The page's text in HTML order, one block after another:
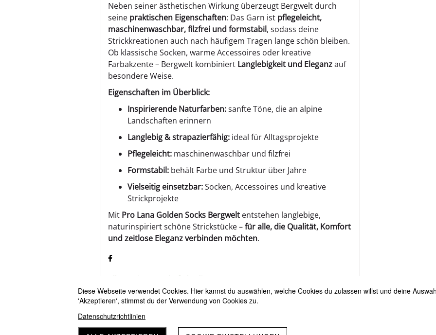
Neben seiner ästhetischen Wirkung überzeugt Bergwelt durch
seine praktischen Eigenschaften: Das Garn ist pflegeleicht,
maschinenwaschbar, filzfrei und formstabil, sodass deine
Strickkreationen auch nach häufigem Tragen lange schön bleiben.
Ob klassische Socken, warme Accessoires oder kreative
Farbakzente – Bergwelt kombiniert Langlebigkeit und Eleganzauf
besondere Weise.
Eigenschaften im Überblick:
Inspirierende Naturfarben:sanfte Töne, die an alpine
Landschaften erinnern
Langlebig & strapazierfähig: ideal für Alltagsprojekte
Pflegeleicht: maschinenwaschbar und filzfrei
Formstabil: behält Farbe und Struktur über Jahre
Vielseitig einsetzbar:Socken, Accessoires und kreative
Strickprojekte
Mit Pro Lana Golden Socks Bergwelt entstehen langlebige,
naturinspiriert schöne Strickstücke –für alle, die Qualität, Komfort
und zeitlose Eleganz verbinden möchten.
Allgemeine Geschäftsbedingungen
Versandbedingungen
Diese Webseite verwendet Cookies. Hier kannst du auswählen, welche Cookies du zulassen willst und deine
'Akzeptieren', stimmst du der Verwendung von Cookies zu.
Datenschutzrichtlinien